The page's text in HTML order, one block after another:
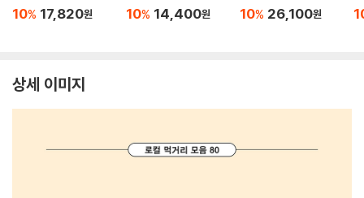
10% 17,820원 10% 14,400원 10% 26,100원
상세 이미지